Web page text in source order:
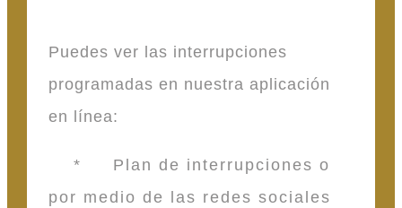
Puedes ver las interrupciones
programadas en nuestra aplicación
en línea:
* Plan de interrupciones o
por medio de las redes sociales